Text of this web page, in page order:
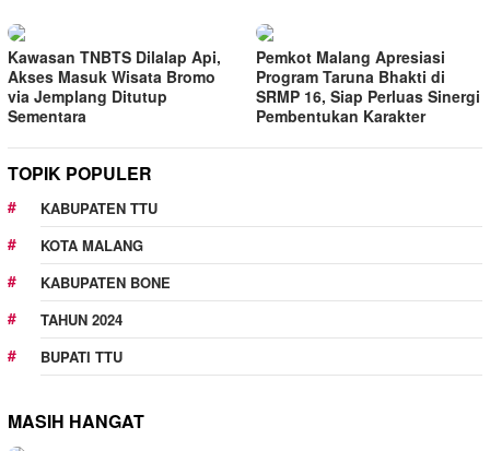
Kawasan TNBTS Dilalap Api,
Akses Masuk Wisata Bromo
via Jemplang Ditutup
Sementara
Pemkot Malang Apresiasi
Program Taruna Bhakti di
SRMP 16, Siap Perluas Sinergi
Pembentukan Karakter
TOPIK POPULER
KABUPATEN TTU
KOTA MALANG
KABUPATEN BONE
TAHUN 2024
BUPATI TTU
MASIH HANGAT